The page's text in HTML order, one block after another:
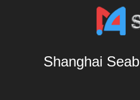
Shanghai